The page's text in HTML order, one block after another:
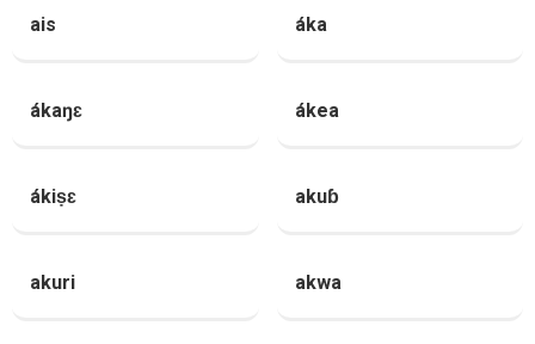
ais áka
ákaŋɛ ákea
ákiṣɛ akuɓ
akuri akwa